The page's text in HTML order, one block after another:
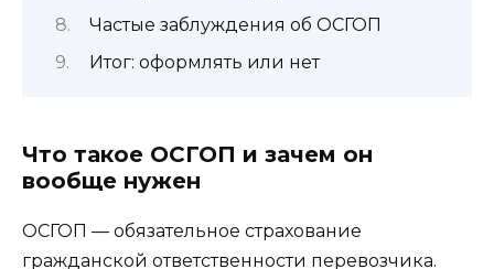
Частые заблуждения об ОСГОП
Итог: оформлять или нет
Что такое ОСГОП и зачем он
вообще нужен
ОСГОП — обязательное страхование
гражданской ответственности перевозчика.